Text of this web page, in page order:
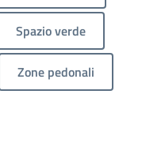
Spazio verde
Zone pedonali